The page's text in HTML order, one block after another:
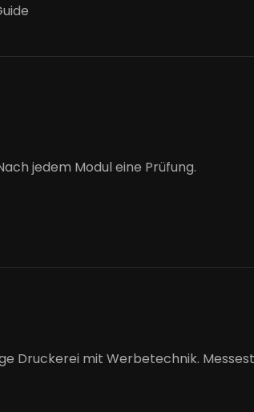
jedem Modul eine Prüfung.
Druckerei mit Werbetechnik.